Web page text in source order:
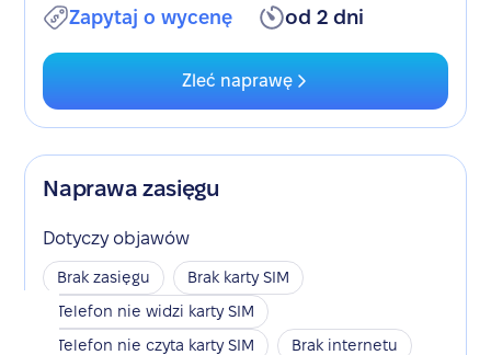
Zapytaj o wycenę od 2 dni
Zleć naprawę
Naprawa zasięgu
Dotyczy objawów
Brak zasięgu
Brak karty SIM
Telefon nie widzi karty SIM
Telefon nie czyta karty SIM
Brak internetu